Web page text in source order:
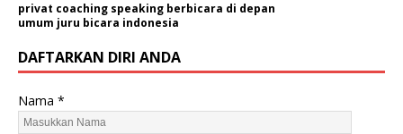
privat coaching speaking berbicara di depan
umum juru bicara indonesia
DAFTARKAN DIRI ANDA
Nama *